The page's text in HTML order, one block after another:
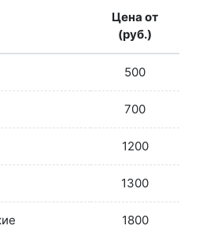
Цена от
(руб.)
500
700
1200
1300
1800